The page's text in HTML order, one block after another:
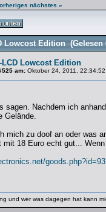
nächstes »
Lowcost Edition (Gelesen
LCD Lowcost Edition
am: Oktober 24, 2011,
sagen. Nachdem ich
Gelände.
mich zu doof an oder was
mit 18 Euro echt gut...
und wer was dagegen hat kann